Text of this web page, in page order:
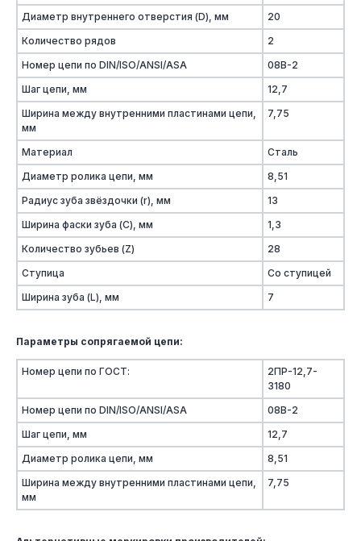
Диаметр внутреннего отверстия (D), мм
20
Количество рядов
2
Номер цепи по DIN/ISO/ANSI/ASA
08B-2
Шаг цепи, мм
12,7
Ширина между внутренними пластинами цепи,
мм
7,75
Материал
Сталь
Диаметр ролика цепи, мм
8,51
Радиус зуба звёздочки (r), мм
13
Ширина фаски зуба (C), мм
1,3
Количество зубьев (Z)
28
Ступица
Со ступицей
Ширина зуба (L), мм
7
Параметры сопрягаемой цепи:
Номер цепи по ГОСТ:
2ПР-12,7-
3180
Номер цепи по DIN/ISO/ANSI/ASA
08B-2
Шаг цепи, мм
12,7
Диаметр ролика цепи, мм
8,51
Ширина между внутренними пластинами цепи,
мм
7,75